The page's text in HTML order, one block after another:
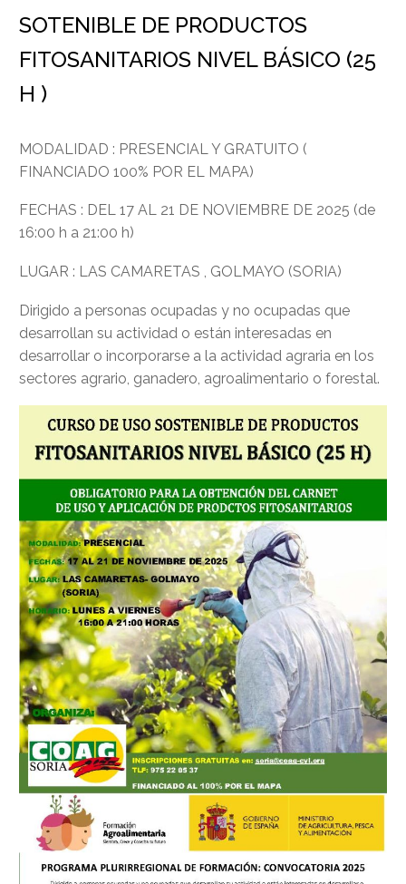
SOTENIBLE DE PRODUCTOS
FITOSANITARIOS NIVEL BÁSICO (25
H )
MODALIDAD : PRESENCIAL Y GRATUITO (
FINANCIADO 100% POR EL MAPA)
FECHAS : DEL 17 AL 21 DE NOVIEMBRE DE 2025 (de
16:00 h a 21:00 h)
LUGAR : LAS CAMARETAS , GOLMAYO (SORIA)
Dirigido a personas ocupadas y no ocupadas que
desarrollan su actividad o están interesadas en
desarrollar o incorporarse a la actividad agraria en los
sectores agrario, ganadero, agroalimentario o forestal.